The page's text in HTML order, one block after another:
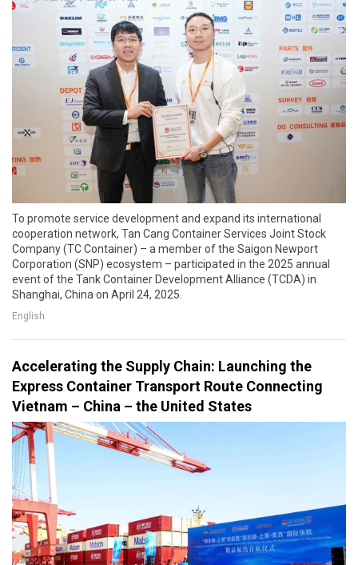
To promote service development and expand its international
cooperation network, Tan Cang Container Services Joint Stock
Company (TC Container) – a member of the Saigon Newport
Corporation (SNP) ecosystem – participated in the 2025 annual
event of the Tank Container Development Alliance (TCDA) in
Shanghai, China on April 24, 2025.
English
Accelerating the Supply Chain: Launching the
Express Container Transport Route Connecting
Vietnam – China – the United States